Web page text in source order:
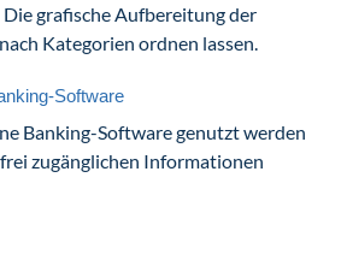
grafische Aufbereitung der
Kategorien ordnen lassen.
Software
Banking-Software genutzt werden
zugänglichen Informationen